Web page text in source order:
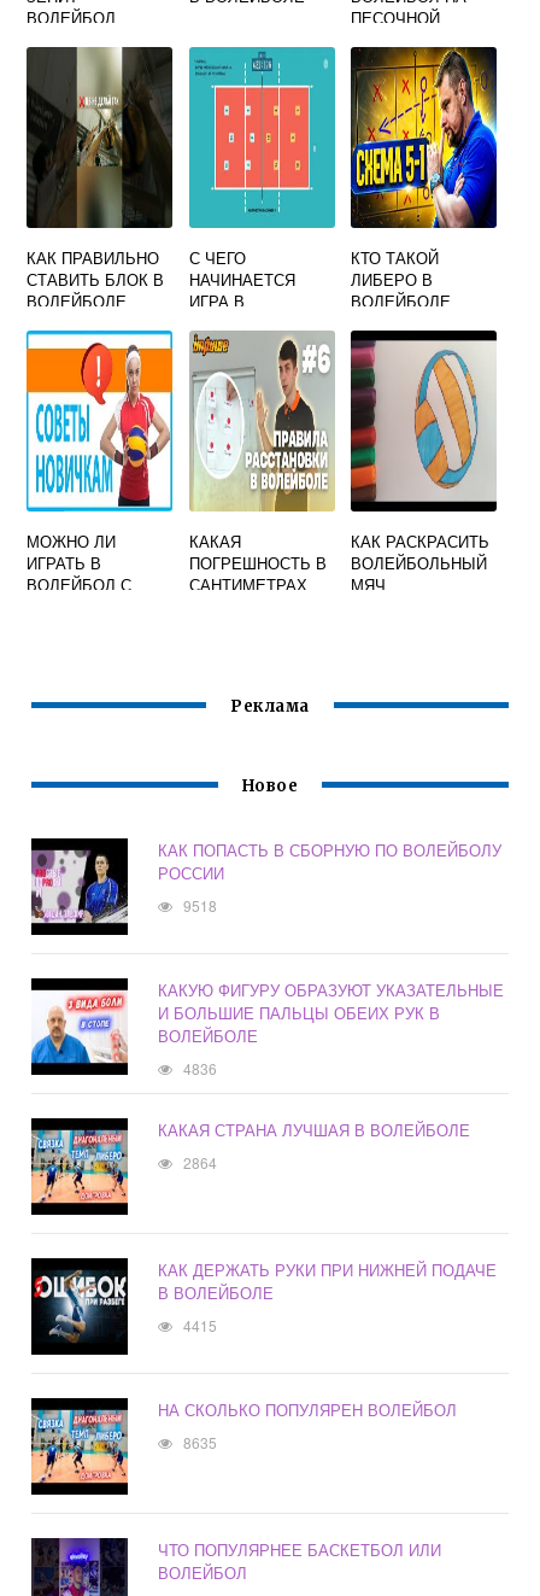
ВОЛЕЙБОЛ
ПЕСОЧНОЙ
КАК ПРАВИЛЬНО
СТАВИТЬ БЛОК В
ВОЛЕЙБОЛЕ
С ЧЕГО
НАЧИНАЕТСЯ
ИГРА В
ТЕСТ
КТО ТАКОЙ
ЛИБЕРО В
ВОЛЕЙБОЛЕ
МОЖНО ЛИ
ИГРАТЬ В
ВОЛЕЙБОЛ С
КАКАЯ
ПОГРЕШНОСТЬ В
САНТИМЕТРАХ
КАК РАСКРАСИТЬ
ВОЛЕЙБОЛЬНЫЙ
МЯЧ
Реклама
Новое
КАК ПОПАСТЬ В СБОРНУЮ ПО ВОЛЕЙБОЛУ
РОССИИ
9518
КАКУЮ ФИГУРУ ОБРАЗУЮТ УКАЗАТЕЛЬНЫЕ
И БОЛЬШИЕ ПАЛЬЦЫ ОБЕИХ РУК В
ВОЛЕЙБОЛЕ
4836
КАКАЯ СТРАНА ЛУЧШАЯ В ВОЛЕЙБОЛЕ
2864
КАК ДЕРЖАТЬ РУКИ ПРИ НИЖНЕЙ ПОДАЧЕ
В ВОЛЕЙБОЛЕ
4415
НА СКОЛЬКО ПОПУЛЯРЕН ВОЛЕЙБОЛ
8635
ЧТО ПОПУЛЯРНЕЕ БАСКЕТБОЛ ИЛИ
ВОЛЕЙБОЛ